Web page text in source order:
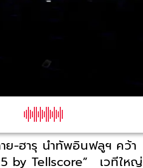
ย-ฮารุ นำทัพอินฟลูฯ คว้า
by Tellscore” เวทีใหญ่